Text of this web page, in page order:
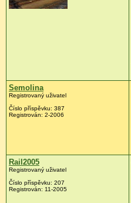
Semolina
Registrovaný uživatel
Číslo příspěvku: 387
Registrován: 2-2006
Rail2005
Registrovaný uživatel
Číslo příspěvku: 207
Registrován: 11-2005